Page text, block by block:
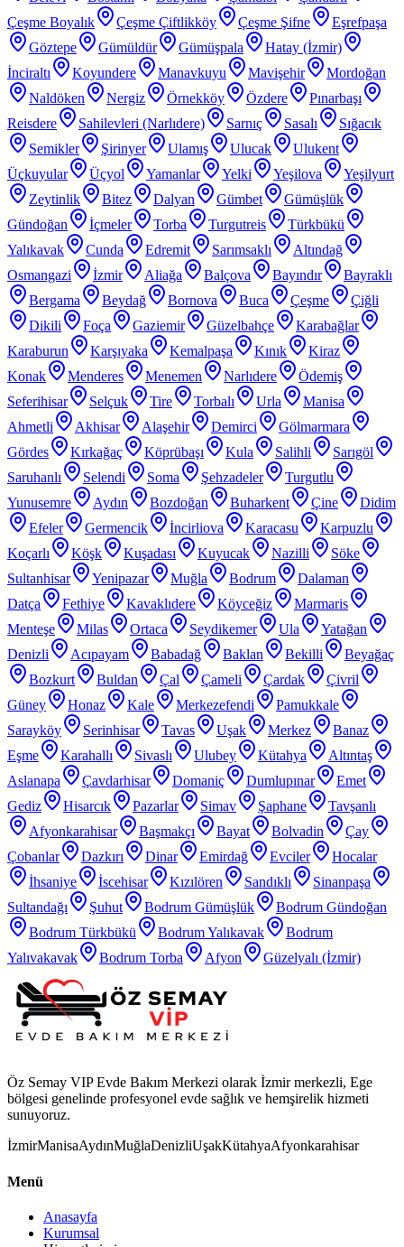
Çeşme Boyalık
Çeşme Çiftlikköy Çeşme Şifne
Eşrefpaşa
Göztepe
Gümüldür Gümüşpala
Hatay (İzmir)
İnciraltı
Koyundere Manavkuyu Mavişehir
Mordoğan
Naldöken
Nergiz Örnekköy Özdere
Pınarbaşı
Reisdere
Sahilevleri (Narlıdere) Sarnıç Sasalı
Sığacık
Semikler
Şirinyer Ulamış Ulucak
Ulukent
Üçkuyular
Üçyol Yamanlar Yelki Yeşilova
Yeşilyurt
Zeytinlik
Bitez Dalyan Gümbet
Gümüşlük
Gündoğan
İçmeler Torba Turgutreis
Türkbükü
Yalıkavak
Cunda Edremit Sarımsaklı
Altındağ
Osmangazi
İzmir Aliağa Balçova Bayındır
Bayraklı
Bergama
Beydağ Bornova Buca Çeşme
Çiğli
Dikili
Foça Gaziemir Güzelbahçe
Karabağlar
Karaburun
Karşıyaka Kemalpaşa Kınık
Kiraz
Konak
Menderes Menemen Narlıdere
Ödemiş
Seferihisar
Selçuk Tire Torbalı Urla
Manisa
Ahmetli
Akhisar Alaşehir Demirci
Gölmarmara
Gördes
Kırkağaç Köprübaşı Kula Salihli
Sarıgöl
Saruhanlı
Selendi Soma Şehzadeler
Turgutlu
Yunusemre
Aydın Bozdoğan Buharkent Çine
Didim
Efeler
Germencik İncirliova Karacasu
Karpuzlu
Koçarlı
Köşk Kuşadası Kuyucak Nazilli
Söke
Sultanhisar
Yenipazar Muğla Bodrum
Dalaman
Datça
Fethiye Kavaklıdere Köyceğiz
Marmaris
Menteşe
Milas Ortaca Seydikemer Ula
Yatağan
Denizli
Acıpayam Babadağ Baklan Bekilli
Beyağaç
Bozkurt
Buldan Çal Çameli Çardak
Çivril
Güney
Honaz Kale Merkezefendi
Pamukkale
Sarayköy
Serinhisar Tavas Uşak Merkez
Banaz
Eşme
Karahallı Sivaslı Ulubey Kütahya
Altıntaş
Aslanapa
Çavdarhisar Domaniç Dumlupınar
Emet
Gediz
Hisarcık Pazarlar Simav Şaphane
Tavşanlı
Afyonkarahisar
Başmakçı Bayat Bolvadin
Çay
Çobanlar
Dazkırı Dinar Emirdağ Evciler
Hocalar
İhsaniye
İscehisar Kızılören Sandıklı
Sinanpaşa
Sultandağı
Şuhut Bodrum Gümüşlük
Bodrum Gündoğan
Bodrum Türkbükü
Bodrum Yalıkavak
Bodrum
Yalıvakavak
Bodrum Torba Afyon Güzelyalı (İzmir)
Öz Semay VIP Evde Bakım Merkezi olarak İzmir merkezli, Ege
bölgesi genelinde profesyonel evde sağlık ve hemşirelik hizmeti
sunuyoruz.
İzmirManisaAydınMuğlaDenizliUşakKütahyaAfyonkarahisar
Menü
Anasayfa
Kurumsal